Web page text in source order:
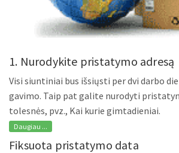
1. Nurodykite pristatymo adresą
Visi siuntiniai bus išsiųsti per dvi darbo
gavimo. Taip pat galite nurodyti
tolesnės, pvz., Kai kurie gimtadieniai.
Daugiau ...
Fiksuota pristatymo data